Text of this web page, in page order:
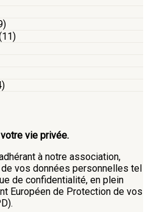
vie privée.
à notre association,
vos données personnelles tel
de confidentialité, en plein
Européen de Protection de vos